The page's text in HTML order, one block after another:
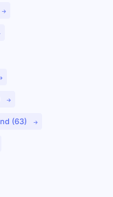
(63)